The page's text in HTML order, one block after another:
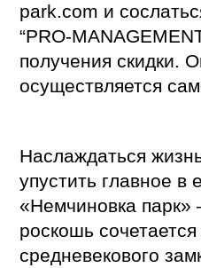
park.com и
“PRO-
получения скидки.
осуществляется
Наслаждаться
упустить главное в
«Немчиновка парк»
роскошь
средневекового